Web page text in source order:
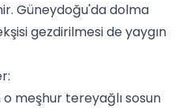
Güneydoğu'da dolma
gezdirilmesi de yaygın
o meşhur tereyağlı sosun